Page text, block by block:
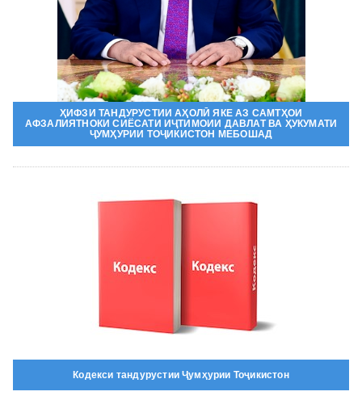
ҲИФЗИ ТАНДУРУСТИИ АҲОЛӢ ЯКЕ АЗ САМТҲОИ
АФЗАЛИЯТНОКИ СИЁСАТИ ИҶТИМОИИ ДАВЛАТ ВА ҲУКУМАТИ
ҶУМҲУРИИ ТОҶИКИСТОН МЕБОШАД
Кодекси тандурустии Ҷумҳурии Тоҷикистон